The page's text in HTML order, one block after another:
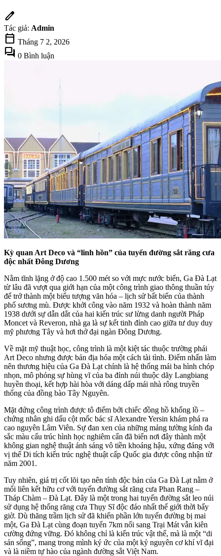
edit
Tác giả: Admin
calendar_today Tháng 7 2, 2026
forum 0 Bình luận
Kỳ quan Art Deco và “linh hồn” của tuyến đường sắt răng cưa
độc nhất Đông Dương
Nằm tĩnh lặng ở độ cao 1.500 mét so với mực nước biển, Ga Đà Lạt
từ lâu đã vượt qua giới hạn của một công trình giao thông thuần túy
để trở thành một biểu tượng văn hóa – lịch sử bất biến của thành
phố sương mù. Được khởi công vào năm 1932 và hoàn thành năm
1938 dưới sự dẫn dắt của hai kiến trúc sư lừng danh người Pháp
Moncet và Reveron, nhà ga là sự kết tinh đỉnh cao giữa tư duy duy
mỹ phương Tây và hơi thở đại ngàn Đông Dương.
Về mặt mỹ thuật học, công trình là một kiệt tác thuộc trường phái
Art Deco nhưng được bản địa hóa một cách tài tình. Điểm nhấn làm
nên thương hiệu của Ga Đà Lạt chính là hệ thống mái ba hình chóp
nhọn, mô phỏng sự hùng vĩ của ba đỉnh núi thuộc dãy Langbiang
huyền thoại, kết hợp hài hòa với dáng dấp mái nhà rông truyền
thống của đồng bào Tây Nguyên.
Mặt đứng công trình được tô điểm bởi chiếc đồng hồ khổng lồ –
chứng nhân ghi dấu cột mốc bác sĩ Alexandre Yersin khám phá ra
cao nguyên Lâm Viên. Sự đan xen của những mảng tường kính đa
sắc màu cấu trúc hình học nghiêm cẩn đã biến nơi đây thành một
không gian nghệ thuật ánh sáng vô tiền khoáng hậu, xứng đáng với
vị thế Di tích kiến trúc nghệ thuật cấp Quốc gia được công nhận từ
năm 2001.
Tuy nhiên, giá trị cốt lõi tạo nên tính độc bản của Ga Đà Lạt nằm ở
mối liên kết hữu cơ với tuyến đường sắt răng cưa Phan Rang –
Tháp Chàm – Đà Lạt. Đây là một trong hai tuyến đường sắt leo núi
sử dụng hệ thống răng cưa Thụy Sĩ độc đáo nhất thế giới thời bấy
giờ. Dù thăng trầm lịch sử đã khiến phần lớn tuyến đường bị mai
một, Ga Đà Lạt cùng đoạn tuyến 7km nối sang Trại Mát vẫn kiên
cường đứng vững. Đó không chỉ là kiến trúc vật thể, mà là một “di
sản sống”, mang trong mình ký ức của một kỷ nguyên cơ khí vĩ đại
và là niềm tự hào của ngành đường sắt Việt Nam.